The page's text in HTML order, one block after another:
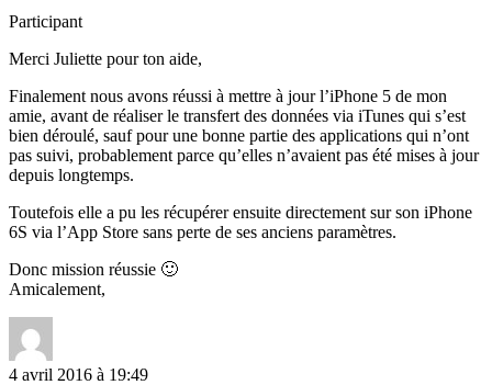
Participant
Merci Juliette pour ton aide,
Finalement nous avons réussi à mettre à jour l’iPhone 5 de mon
amie, avant de réaliser le transfert des données via iTunes qui s’est
bien déroulé, sauf pour une bonne partie des applications qui n’ont
pas suivi, probablement parce qu’elles n’avaient pas été mises à jour
depuis longtemps.
Toutefois elle a pu les récupérer ensuite directement sur son iPhone
6S via l’App Store sans perte de ses anciens paramètres.
Donc mission réussie 🙂
Amicalement,
4 avril 2016 à 19:49